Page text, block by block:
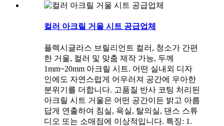
컬러 아크릴 거울 시트 공급업체
플렉시글라스 브릴리언트 컬러, 청소가 간편
한 거울, 컬러 및 맞춤 제작 가능, 두께
1mm~20mm 아크릴 시트. 어떤 실내외 디자
인에도 자연스럽게 어우러져 공간에 우아한
분위기를 더합니다. 고품질 반사 코팅 처리된
아크릴 시트 거울은 어떤 공간이든 밝고 아름
답게 연출하여 침실, 욕실, 탈의실, 댄스 스튜
디오 또는 소매점에 이상적입니다. 특징: 1.